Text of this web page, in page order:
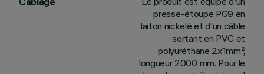
presse-étoupe PG9 en
laiton nickelé et d'un câble
sortant en PVC et
polyuréthane 2x1mm²,
longueur 2000 mm. Pour le